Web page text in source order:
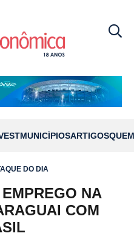
MUNICÍPIOSARTIGOS
DO DIA
NA
COM